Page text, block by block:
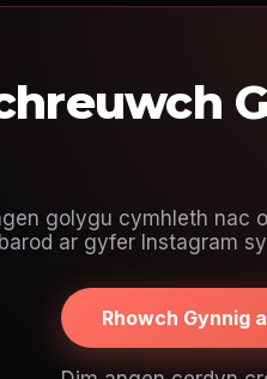
golygu cymhleth nac
ar gyfer Instagram
Rhowch Gynnig